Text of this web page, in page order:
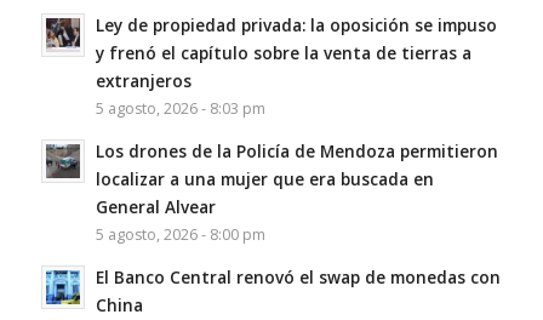
Ley de propiedad privada: la oposición se impuso
y frenó el capítulo sobre la venta de tierras a
extranjeros
5 agosto, 2026 - 8:03 pm
Los drones de la Policía de Mendoza permitieron
localizar a una mujer que era buscada en
General Alvear
5 agosto, 2026 - 8:00 pm
El Banco Central renovó el swap de monedas con
China